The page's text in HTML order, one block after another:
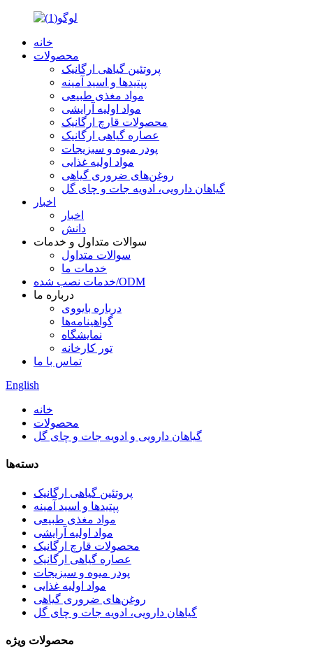
خانه
محصولات
پروتئین گیاهی ارگانیک
پپتیدها و اسید آمینه
مواد مغذی طبیعی
مواد اولیه آرایشی
محصولات قارچ ارگانیک
عصاره گیاهی ارگانیک
پودر میوه و سبزیجات
مواد اولیه غذایی
روغن‌های ضروری گیاهی
گیاهان دارویی، ادویه جات و چای گل
اخبار
اخبار
دانش
سوالات متداول و خدمات
سوالات متداول
خدمات ما
خدمات نصب شده/ODM
درباره ما
درباره بایووی
گواهینامه‌ها
نمایشگاه
تور کارخانه
تماس با ما
English
خانه
محصولات
گیاهان دارویی و ادویه جات و چای گل
دسته‌ها
پروتئین گیاهی ارگانیک
پپتیدها و اسید آمینه
مواد مغذی طبیعی
مواد اولیه آرایشی
محصولات قارچ ارگانیک
عصاره گیاهی ارگانیک
پودر میوه و سبزیجات
مواد اولیه غذایی
روغن‌های ضروری گیاهی
گیاهان دارویی، ادویه جات و چای گل
محصولات ویژه